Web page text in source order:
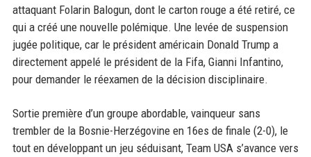
attaquant Folarin Balogun, dont le carton rouge a été retiré, ce
qui a créé une nouvelle polémique. Une levée de suspension
jugée politique, car le président américain Donald Trump a
directement appelé le président de la Fifa, Gianni Infantino,
pour demander le réexamen de la décision disciplinaire.
Sortie première d’un groupe abordable, vainqueur sans
trembler de la Bosnie-Herzégovine en 16es de finale (2-0), le
tout en développant un jeu séduisant, Team USA s’avance vers